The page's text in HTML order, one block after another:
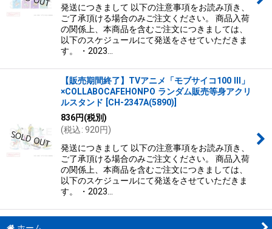
発送につきまして 以下の注意事項をお読み頂き、
ご了承頂ける場合のみご注文ください。 商品入荷
の関係上、本商品を含むご注文につきましては、
以下のスケジュールにて発送をさせていただきま
す。 ・2023…
【販売期間終了】TVアニメ「モブサイコ100 III」
×COLLABOCAFEHONPO ランダム販売等身アクリ
ルスタンド
CH-2347A(5890)
836円(税別)
(税込: 920円)
発送につきまして 以下の注意事項をお読み頂き、
ご了承頂ける場合のみご注文ください。 商品入荷
の関係上、本商品を含むご注文につきましては、
以下のスケジュールにて発送をさせていただきま
す。 ・2023…